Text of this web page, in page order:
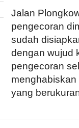
Jalan
pengecoran
sudah
dengan wujud
pengecoran
yang